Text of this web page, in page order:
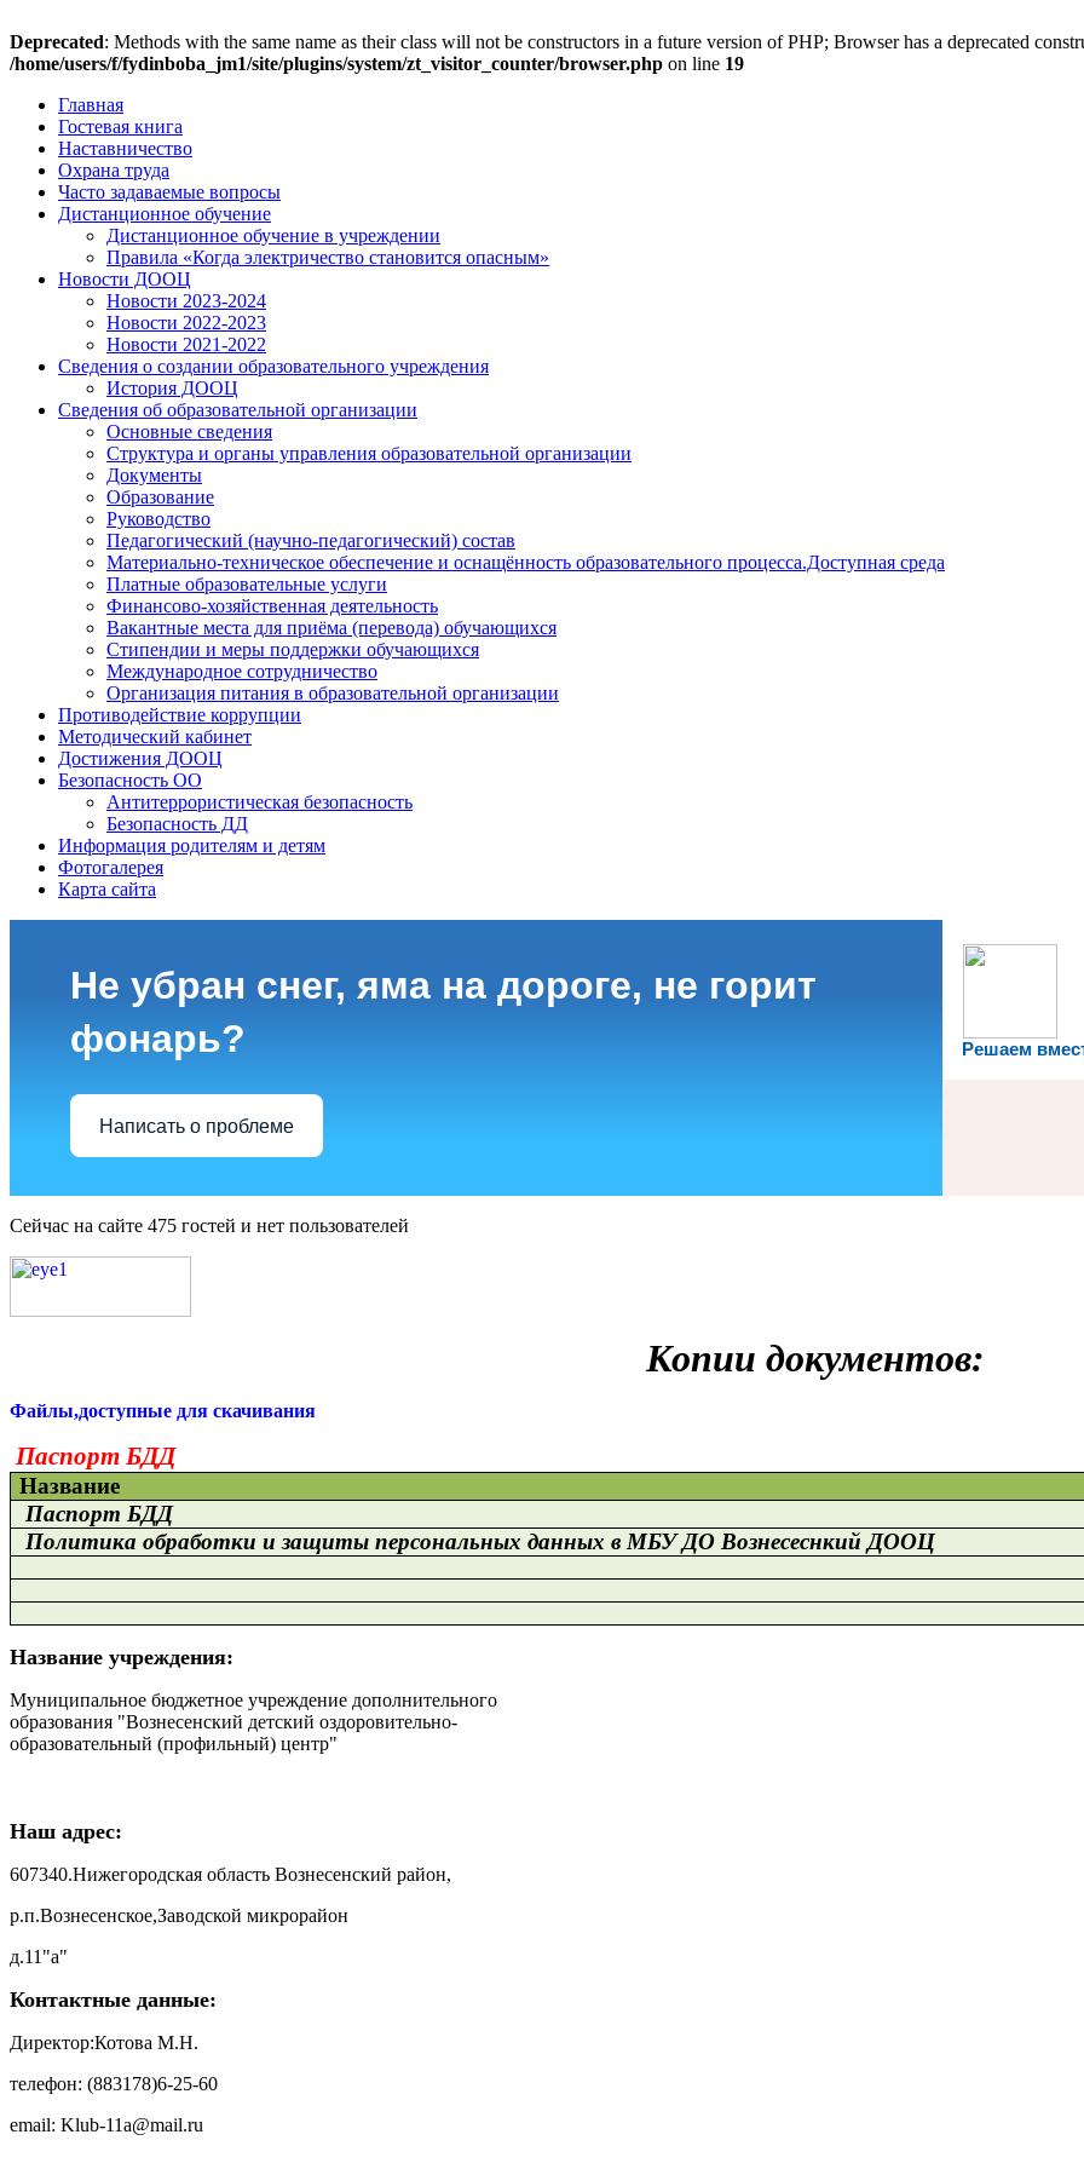
Deprecated: Methods with the same name as their class will not be constructors in a future version of PHP; Browser has a deprecated
/home/users/f/fydinboba_jm1/site/plugins/system/zt_visitor_counter/browser.php on line 19
Главная
Гостевая книга
Наставничество
Охрана труда
Часто задаваемые вопросы
Дистанционное обучение
Дистанционное обучение в учреждении
Правила «Когда электричество становится опасным»
Новости ДООЦ
Новости 2023-2024
Новости 2022-2023
Новости 2021-2022
Сведения о создании образовательного учреждения
История ДООЦ
Сведения об образовательной организации
Основные сведения
Структура и органы управления образовательной организации
Документы
Образование
Руководство
Педагогический (научно-педагогический) состав
Материально-техническое обеспечение и оснащённость образовательного процесса.Доступная среда
Платные образовательные услуги
Финансово-хозяйственная деятельность
Вакантные места для приёма (перевода) обучающихся
Стипендии и меры поддержки обучающихся
Международное сотрудничество
Организация питания в образовательной организации
Противодействие коррупции
Методический кабинет
Достижения ДООЦ
Безопасность ОО
Антитеррористическая безопасность
Безопасность ДД
Информация родителям и детям
Фотогалерея
Карта сайта
Решаем
Не убран снег, яма на дороге, не горит
фонарь?
Написать о проблеме
Сейчас на сайте 475 гостей и нет пользователей
Копии документов:
Файлы,доступные для скачивания
Паспорт БДД
Название
Паспорт БДД
Политика обработки и защиты персональных данных в МБУ ДО Вознесеснкий ДООЦ
Название учреждения:
Муниципальное бюджетное учреждение дополнительного
образования "Вознесенский детский оздоровительно-
образовательный (профильный) центр"
Наш адрес:
607340.Нижегородская область Вознесенский район,
р.п.Вознесенское,Заводской микрорайон
д.11"а"
Контактные данные:
Директор:Котова М.Н.
телефон: (883178)6-25-60
email: Klub-11a@mail.ru